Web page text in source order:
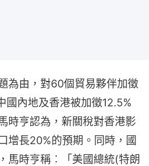
為由，對60個貿易夥伴加徵
國內地及香港被加徵12.5%
時亨認為，新關稅對香港影
增長20%的預期。同時，國
馬時亨稱︰「美國總統(特朗